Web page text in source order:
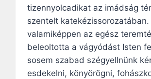
p
á
p
a
Ú
g
ű
d
ö
n
tizennyolcadikat az imádság
szentelt katekézissorozatában.
valamiképpen az egész
beleoltotta a vágyódást Isten
sosem szabad szégyellnünk
esdekelni, könyörögni,